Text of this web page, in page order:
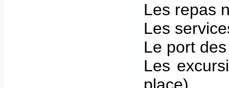
Les repas
Les
Le port
Les